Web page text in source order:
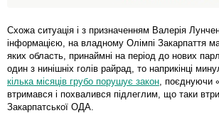
Схожа ситуація і з призначенням Валерія
інформацією, на владному Олімпі Закарпаття
яких область, принаймні на період до нових
один з нинішніх голів райрад, то наприкінці
кілька місяців грубо порушує закон , поєднуючи
втримався і похвалився підлеглим, що таки
Закарпатської ОДА.